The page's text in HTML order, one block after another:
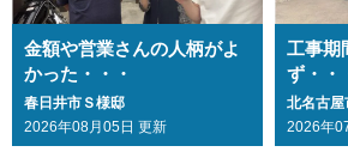
金額や営業さんの人柄がよ
かった・・・
春日井市Ｓ様邸
2026年08月05日 更新
工事期
ず・・
北名古
2026年